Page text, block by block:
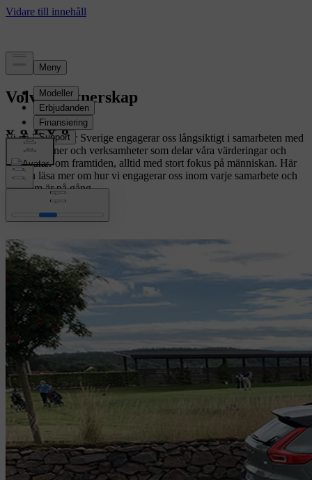
Volvo partnerskap
Vi på Volvo Car Sverige engagerar oss långsiktigt i samarbeten med
organisationer och verksamheter som delar våra värderingar och
ambitioner om framtiden, alltid med stort fokus på människan. Här
kan du läsa mer om hur vi engagerar oss inom varje samarbete och
vad som är på gång.